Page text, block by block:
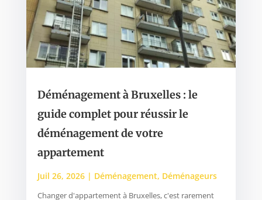
Déménagement à Bruxelles : le
guide complet pour réussir le
déménagement de votre
appartement
Juil 26, 2026| Déménagement, Déménageurs
Changer d'appartement à Bruxelles, c'est rarement